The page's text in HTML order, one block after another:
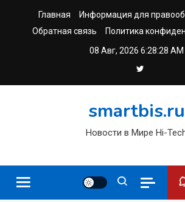
Главная
Информация для
Обратная связь
Политика
08 Авг, 2026 6:28:28 AM
smartbis.ru
Новости в Мире Hi-